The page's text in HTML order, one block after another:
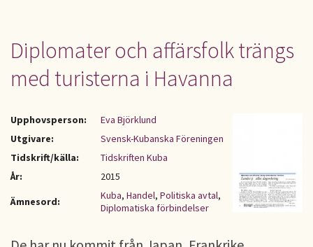
Diplomater och affärsfolk trängs
med turisterna i Havanna
Upphovsperson:
Eva Björklund
Utgivare:
Svensk-Kubanska Föreningen
Tidskrift/källa:
Tidskriften Kuba
År:
2015
Ämnesord:
Kuba, Handel, Politiska avtal,
Diplomatiska förbindelser